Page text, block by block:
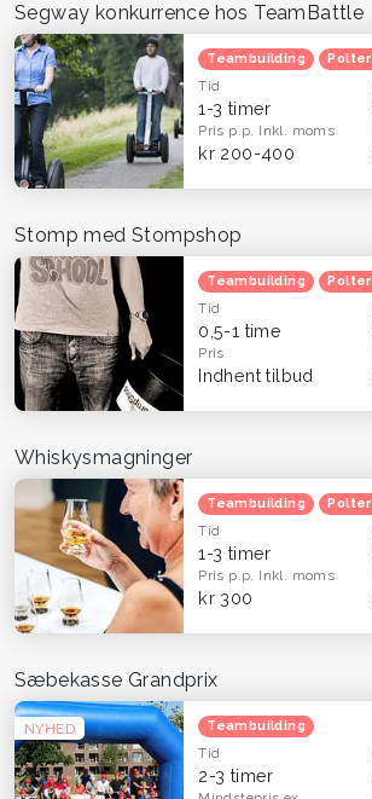
Segway konkurrence hos TeamBattle
Teambuilding
Tid
1-3 timer
Pris p.p. Inkl. moms
kr 200-400
Stomp med Stompshop
Teambuilding
Tid
0,5-1 time
Pris
Indhent tilbud
Whiskysmagninger
Teambuilding
Tid
1-3 timer
Pris p.p. Inkl. moms
kr 300
NYHED
Sæbekasse Grandprix
Teambuilding
Tid
2-3 timer